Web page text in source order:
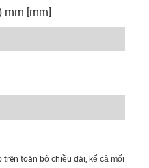
mm [mm]
toàn bộ chiều dài, kể cả mối